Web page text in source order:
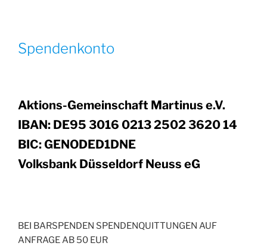
Spendenkonto
Aktions-Gemeinschaft Martinus e.V.
IBAN: DE95 3016 0213 2502 3620 14
BIC: GENODED1DNE
Volksbank Düsseldorf Neuss eG
BEI BARSPENDEN SPENDENQUITTUNGEN AUF
ANFRAGE AB 50 EUR